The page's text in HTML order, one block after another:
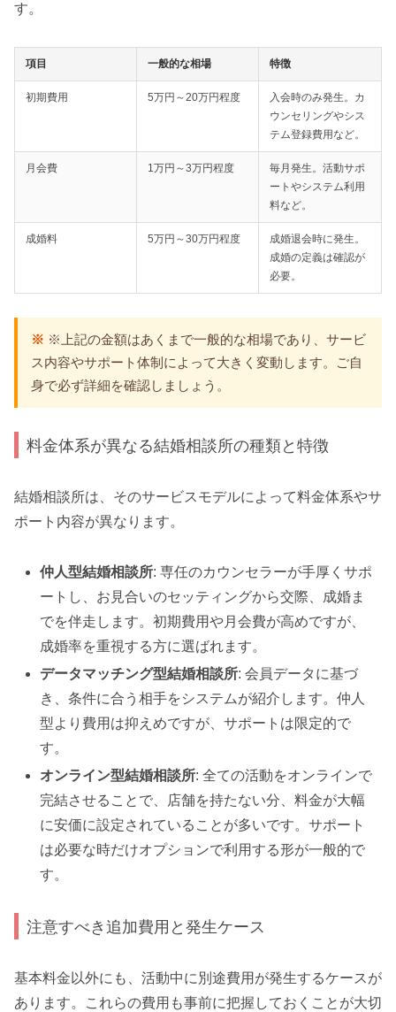
す。
項目 一般的な相場 特徴
初期費用 5万円～20万円程度
入会時のみ発生。カ
ウンセリングやシス
テム登録費用など。
月会費 1万円～3万円程度
毎月発生。活動サポ
ートやシステム利用
料など。
成婚料 5万円～30万円程度
成婚退会時に発生。
成婚の定義は確認が
必要。
※上記の金額はあくまで一般的な相場であり、サービ
ス内容やサポート体制によって大きく変動します。ご自
身で必ず詳細を確認しましょう。
料金体系が異なる結婚相談所の種類と特徴
結婚相談所は、そのサービスモデルによって料金体系やサ
ポート内容が異なります。
仲人型結婚相談所: 専任のカウンセラーが手厚くサポ
ートし、お見合いのセッティングから交際、成婚ま
でを伴走します。初期費用や月会費が高めですが、
成婚率を重視する方に選ばれます。
データマッチング型結婚相談所: 会員データに基づ
き、条件に合う相手をシステムが紹介します。仲人
型より費用は抑えめですが、サポートは限定的で
す。
オンライン型結婚相談所: 全ての活動をオンラインで
完結させることで、店舗を持たない分、料金が大幅
に安価に設定されていることが多いです。サポート
は必要な時だけオプションで利用する形が一般的で
す。
注意すべき追加費用と発生ケース
基本料金以外にも、活動中に別途費用が発生するケースが
あります。これらの費用も事前に把握しておくことが大切